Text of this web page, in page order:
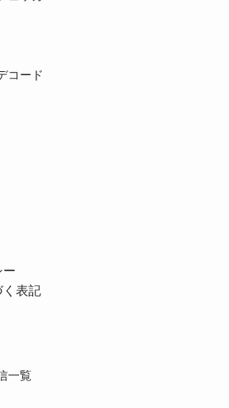
コード
ー
く表記
一覧